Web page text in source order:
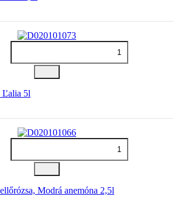
5l
Modrá anemóna 2,5l